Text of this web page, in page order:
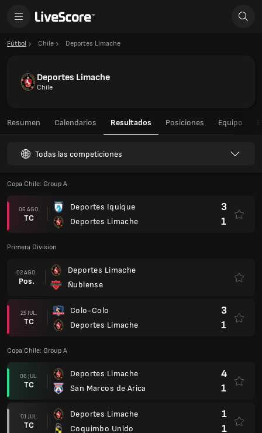
Fútbol Chile Deportes Limache
Deportes Limache
Chile
Resumen Calendarios Resultados Posiciones Equipo
Todas las competiciones
Copa Chile: Group A
06 AGO.
TC
Deportes Iquique
Deportes Limache
3
1
Primera Division
02 AGO.
Pos.
Deportes Limache
Ñublense
25 JUL.
TC
Colo-Colo
Deportes Limache
3
1
Copa Chile: Group A
06 JUL.
TC
Deportes Limache
San Marcos de Arica
4
1
01 JUL.
TC
Deportes Limache
Coquimbo Unido
1
1